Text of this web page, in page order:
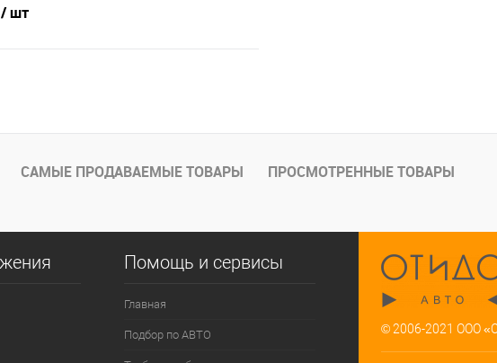
/ шт
Под заказ
САМЫЕ ПРОДАВАЕМЫЕ ТОВАРЫ ПРОСМОТРЕННЫЕ ТОВАРЫ
Помощь и сервисы
Главная
Подбор по АВТО © 2006-2021 ООО